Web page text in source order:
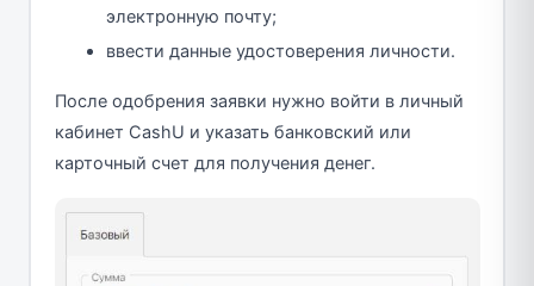
электронную почту;
ввести данные удостоверения личности.
После одобрения заявки нужно войти в личный
кабинет CashU и указать банковский или
карточный счет для получения денег.